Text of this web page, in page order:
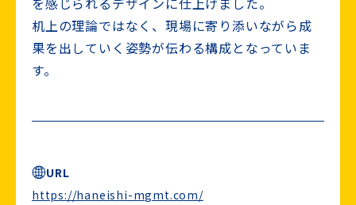
机上の理論ではなく、現場に寄り添いながら成
果を出していく姿勢が伝わる構成となっていま
す。
URL
https://haneishi-mgmt.com/